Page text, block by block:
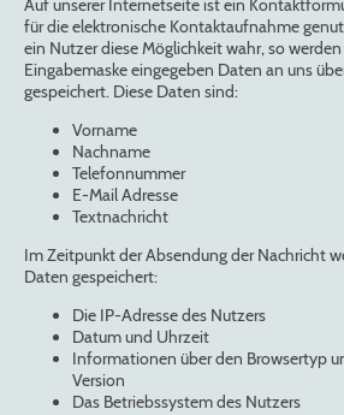
Auf unserer Internetseite ist ein
für die elektronische Kontaktaufnahme
ein Nutzer diese Möglichkeit wahr, so
Eingabemaske eingegeben Daten an uns
gespeichert. Diese Daten sind:
Vorname
Nachname
Telefonnummer
E-Mail Adresse
Textnachricht
Im Zeitpunkt der Absendung der Nachricht
Daten gespeichert:
Die IP-Adresse des Nutzers
Datum und Uhrzeit
Informationen über den Browsertyp
Version
Das Betriebssystem des Nutzers